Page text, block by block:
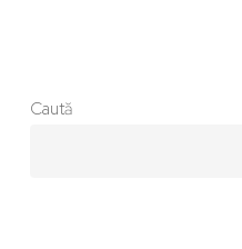
Caută